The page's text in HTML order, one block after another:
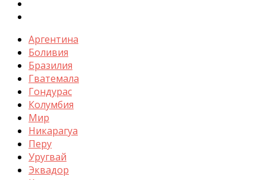
Аргентина
Боливия
Бразилия
Гватемала
Гондурас
Колумбия
Мир
Никарагуа
Перу
Уругвай
Эквадор